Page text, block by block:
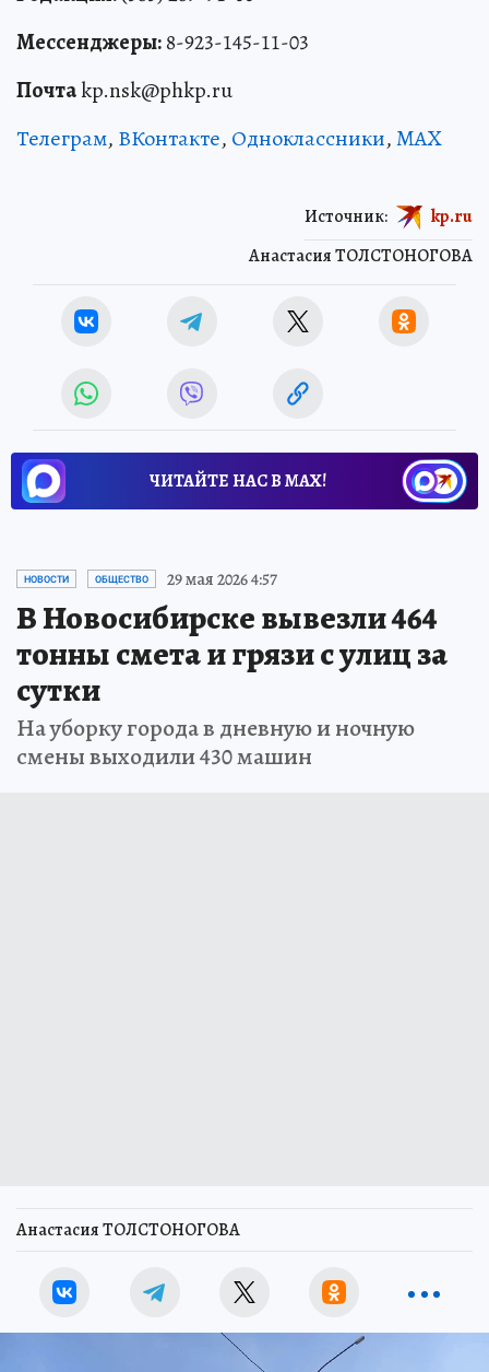
Мессенджеры:8-923-145-11-03
Почтаkp.nsk@phkp.ru
Телеграм, ВКонтакте, Одноклассники,MAX
Анастасия ТОЛСТОНОГОВА
Источник: kp.ru
ЧИТАЙТЕ НАС В МАХ!
НОВОСТИ ОБЩЕСТВО 29 мая 2026 4:57
В Новосибирске вывезли 464
тонны смета и грязи с улиц за
сутки
На уборку города в дневную и ночную
смены выходили 430 машин
Анастасия ТОЛСТОНОГОВА